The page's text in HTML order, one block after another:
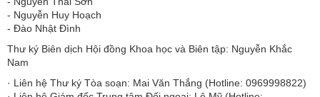
- Nguyễn Huy Hoạch
- Đào Nhật Đình
Thư ký Biên dịch Hội đồng Khoa học và Biên tập: Nguyễn Khắc
Nam
· Liên hệ Thư ký Tòa soạn: Mai Văn Thắng (Hotline: 0969998822)